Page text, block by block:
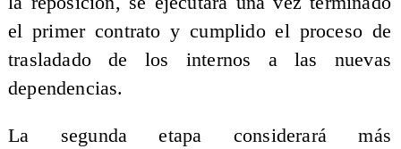
el primer contrato y cumplido el proceso de
trasladado de los internos a las nuevas
dependencias.
La segunda etapa considerará más